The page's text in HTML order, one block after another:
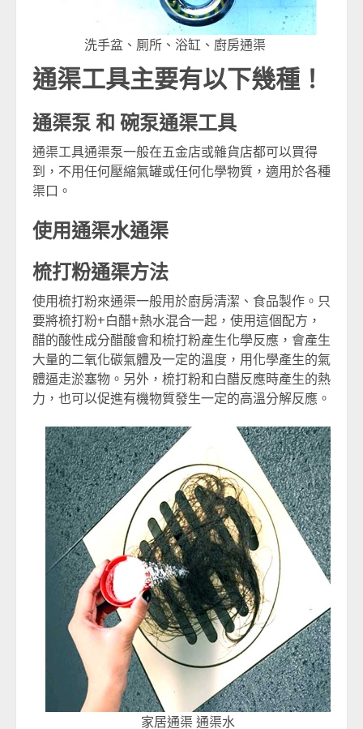
洗手盆、厠所、浴缸、廚房通渠
通渠工具主要有以下幾種！
通渠泵 和 碗泵通渠工具
通渠工具通渠泵一般在五金店或雜貨店都可以買得
到，不用任何壓縮氣罐或任何化學物質，適用於各種
渠口。
使用通渠水通渠
梳打粉通渠方法
使用梳打粉來通渠一般用於廚房清潔、食品製作。只
要將梳打粉+白醋+熱水混合一起，使用這個配方，
醋的酸性成分醋酸會和梳打粉產生化學反應，會產生
大量的二氧化碳氣體及一定的溫度，用化學產生的氣
體逼走淤塞物。另外，梳打粉和白醋反應時產生的熱
力，也可以促進有機物質發生一定的高溫分解反應。
家居通渠 通渠水